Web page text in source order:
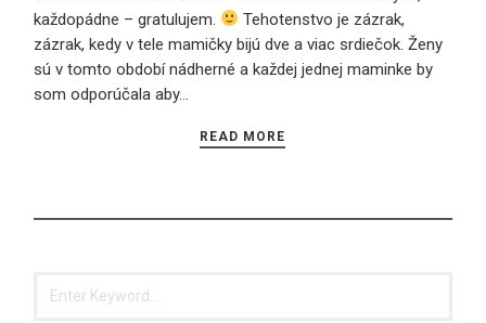
každopádne – gratulujem.
Tehotenstvo je zázrak,
zázrak, kedy v tele mamičky bijú dve a viac srdiečok. Ženy
sú v tomto období nádherné a každej jednej maminke by
som odporúčala aby…
READ MORE